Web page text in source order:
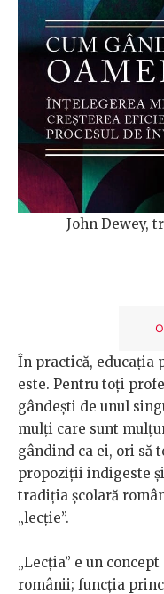
John Dewey,
În practică, educația
este. Pentru toți
gândești de unul
mulți care sunt
gândind ca ei, ori să
propoziții indigeste
tradiția școlară
„lecție”.
„Lecția” e un
românii; funcția